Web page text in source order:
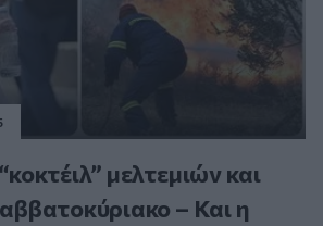
μελτεμιών και
– Και η